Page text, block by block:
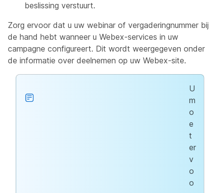
beslissing verstuurt.
Zorg ervoor dat u uw webinar of vergaderingnummer bij
de hand hebt wanneer u Webex-services in uw
campagne configureert. Dit wordt weergegeven onder
de informatie over deelnemen op uw Webex-site.
U
m
o
e
t
er
v
o
o